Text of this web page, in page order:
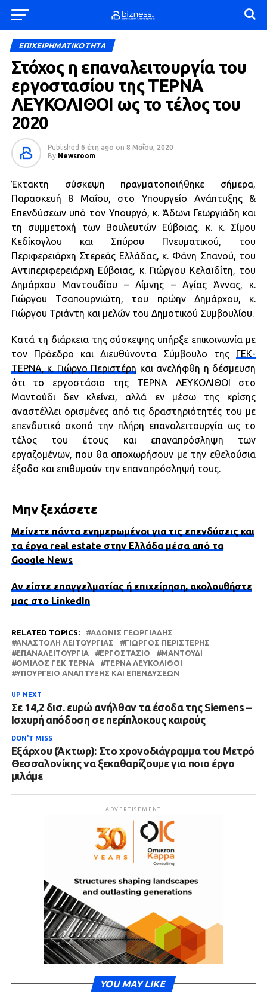
ΕΠΙΧΕΙΡΗΜΑΤΙΚΟΤΗΤΑ
Στόχος η επαναλειτουργία του
εργοστασίου της ΤΕΡΝΑ
ΛΕΥΚΟΛΙΘΟΙ ως το τέλος του
2020
Published 6 έτη ago on 8 Μαΐου, 2020
By Newsroom
Έκτακτη σύσκεψη πραγματοποιήθηκε σήμερα,
Παρασκευή 8 Μαΐου, στο Υπουργείο Ανάπτυξης &
Επενδύσεων υπό τον Υπουργό, κ. Άδωνι Γεωργιάδη και
τη συμμετοχή των Βουλευτών Εύβοιας, κ. κ. Σίμου
Κεδίκογλου και Σπύρου Πνευματικού, του
Περιφερειάρχη Στερεάς Ελλάδας, κ. Φάνη Σπανού, του
Αντιπεριφερειάρχη Εύβοιας, κ. Γιώργου Κελαϊδίτη, του
Δημάρχου Μαντουδίου – Λίμνης – Αγίας Άννας, κ.
Γιώργου Τσαπουρνιώτη, του πρώην Δημάρχου, κ.
Γιώργου Τριάντη και μελών του Δημοτικού Συμβουλίου.
Κατά τη διάρκεια της σύσκεψης υπήρξε επικοινωνία με
τον Πρόεδρο και Διευθύνοντα Σύμβουλο της ΓΕΚ-
ΤΕΡΝΑ, κ. Γιώργο Περιστέρη και ανελήφθη η δέσμευση
ότι το εργοστάσιο της ΤΕΡΝΑ ΛΕΥΚΟΛΙΘΟΙ στο
Μαντούδι δεν κλείνει, αλλά εν μέσω της κρίσης
αναστέλλει ορισμένες από τις δραστηριότητές του με
επενδυτικό σκοπό την πλήρη επαναλειτουργία ως το
τέλος του έτους και επαναπρόσληψη των
εργαζομένων, που θα αποχωρήσουν με την εθελούσια
έξοδο και επιθυμούν την επαναπρόσληψή τους.
Μην ξεχάσετε
Μείνετε πάντα ενημερωμένοι για τις επενδύσεις και
τα έργα real estate στην Ελλάδα μέσα από τα
Google News
Αν είστε επαγγελματίας ή επιχείρηση, ακολουθήστε
μας στο LinkedIn
RELATED TOPICS:
ΆΔΩΝΙΣ ΓΕΩΡΓΙΆΔΗΣ
ΑΝΑΣΤΟΛΉ ΛΕΙΤΟΥΡΓΊΑΣ
ΓΙΏΡΓΟΣ ΠΕΡΙΣΤΈΡΗΣ
ΕΠΑΝΑΛΕΙΤΟΥΡΓΊΑ
ΕΡΓΟΣΤΆΣΙΟ
ΜΑΝΤΟΎΔΙ
ΌΜΙΛΟΣ ΓΕΚ ΤΕΡΝΑ
ΤΕΡΝΑ ΛΕΥΚΟΛΙΘΟΙ
ΥΠΟΥΡΓΕΊΟ ΑΝΆΠΤΥΞΗΣ ΚΑΙ ΕΠΕΝΔΎΣΕΩΝ
UP NEXT
Σε 14,2 δισ. ευρώ ανήλθαν τα έσοδα της Siemens –
Ισχυρή απόδοση σε περίπλοκους καιρούς
DON'T MISS
Εξάρχου (Άκτωρ): Στο χρονοδιάγραμμα του Μετρό
Θεσσαλονίκης να ξεκαθαρίζουμε για ποιο έργο
μιλάμε
ADVERTISEMENT
YOU MAY LIKE